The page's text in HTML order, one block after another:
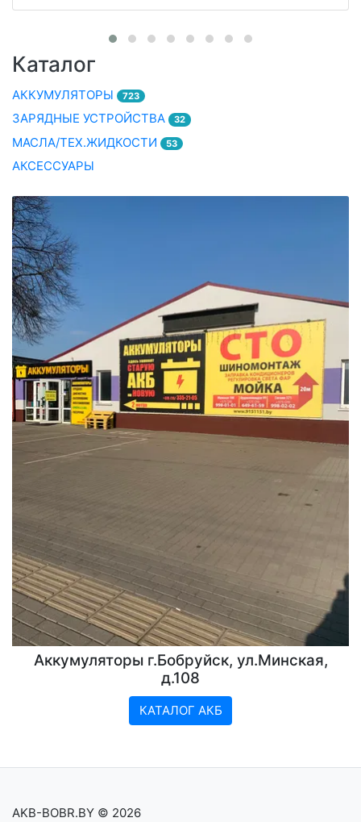
Каталог
АККУМУЛЯТОРЫ 723
ЗАРЯДНЫЕ УСТРОЙСТВА 32
МАСЛА/ТЕХ.ЖИДКОСТИ 53
АКСЕССУАРЫ
Аккумуляторы г.Бобруйск, ул.Минская,
д.108
КАТАЛОГ АКБ
AKB-BOBR.BY © 2026